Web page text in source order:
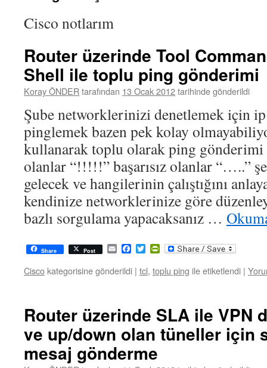
Cisco notlarım
Router üzerinde Tool
Shell ile toplu ping gönderimi
Koray ÖNDERtarafından 13 Ocak 2012tarihinde gönderildi
Şube networklerinizi denetlemek için
pinglemek bazen pek kolay
kullanarak toplu olarak ping gönderimi
olanlar “!!!!!” başarısız olanlar “…..”
gelecek ve hangilerinin çalıştığını
kendinize networklerinize göre
bazlı sorgulama yapacaksanız …
Share Post EmailFacebook
TwitterPrintFriendly
Cisco kategorisine gönderildi | tcl, toplu ping ile etiketlendi |
Router üzerinde SLA ile VPN
ve up/down olan tüneller için
mesaj gönderme